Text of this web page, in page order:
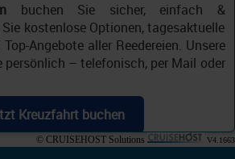
buchen Sie sicher, einfach &
kostenlose Optionen, tagesaktuelle
Angebote aller Reedereien. Unsere
persönlich – telefonisch, per Mail oder
Kreuzfahrt buchen
© CRUISEHOST Solutions V4.1663